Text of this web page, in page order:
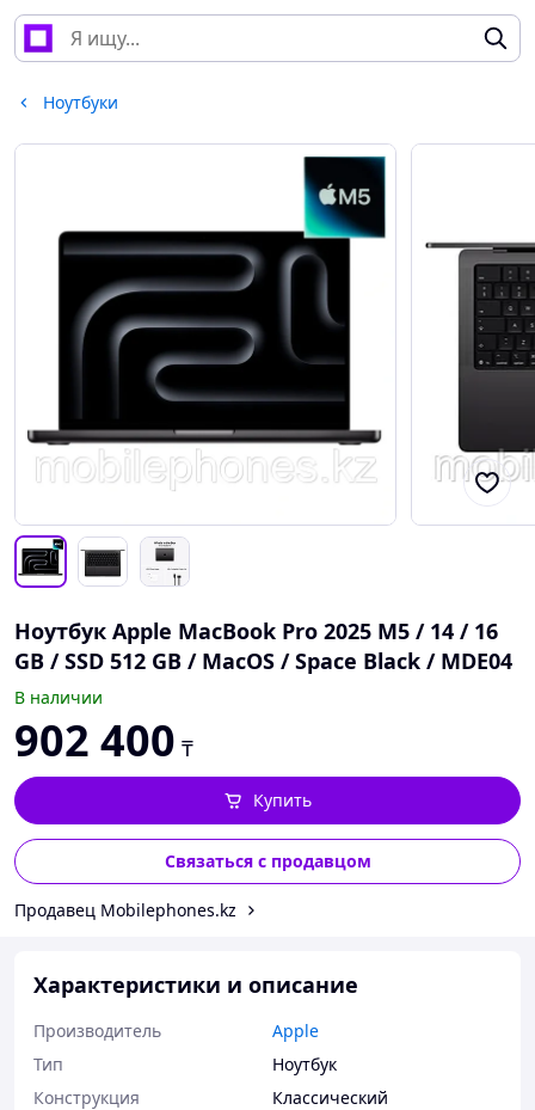
Ноутбуки
Ноутбук Apple MacBook Pro 2025 M5 / 14 / 16
GB / SSD 512 GB / MacOS / Space Black / MDE04
В наличии
902 400 ₸
Купить
Связаться с продавцом
Продавец Mobilephones.kz
Характеристики и описание
Производитель
Apple
Тип
Ноутбук
Конструкция
Классический